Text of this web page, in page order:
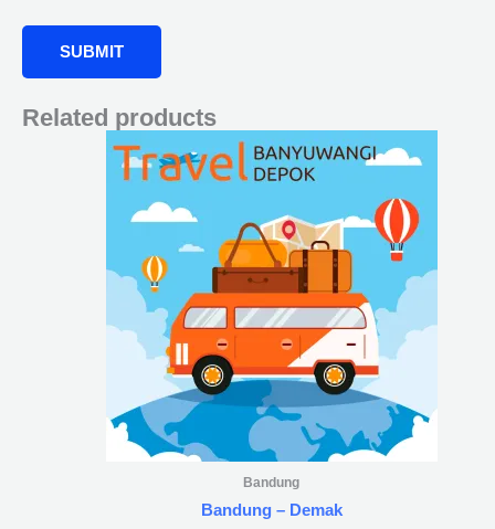
Related products
Bandung
Bandung – Demak